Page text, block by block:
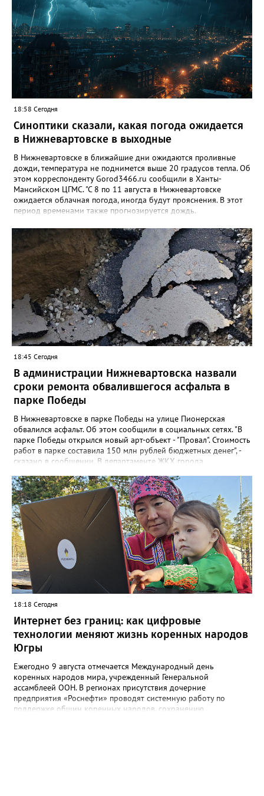
18:58 Сегодня
Синоптики сказали, какая погода ожидается
в Нижневартовске в выходные
В Нижневартовске в ближайшие дни ожидаются проливные
дожди, температура не поднимется выше 20 градусов тепла. Об
этом корреспонденту Gorod3466.ru сообщили в Ханты-
Мансийском ЦГМС. "С 8 по 11 августа в Нижневартовске
ожидается облачная погода, иногда будут прояснения. В этот
период временами также прогнозируется дождь.
в этот период составит ночью +9, +14 градусов, днем - +14,
+19", - рассказали синоптики. Ранее Gorod3466.ru сообщал,
что 8 и 9 августа на юге ХМАО ожидаются сильные дожди и
грозы.
18:45 Сегодня
В администрации Нижневартовска назвали
сроки ремонта обвалившегося асфальта в
парке Победы
В Нижневартовске в парке Победы на улице Пионерская
обвалился асфальт. Об этом сообщили в социальных сетях. "В
парке Победы открылся новый арт-объект - "Провал". Стоимость
работ в парке составила 150 млн рублей бюджетных денег", -
сказано в сообщении. В департаменте ЖКХ города
данной проблемой. "Причиной обрушения благоустройства
послужило разрушение железобетонного лотка в котором
проложены не действующие трубопроводы теплоснабжения.
Ж/б лоток проходит параллельно проспекту Победы", - заявили
в департаменте. Там также отметили, что восстановительные
работы выполнит МБУ "Управление по дорожному хозяйству и
благоустройству" до конца следующей недели.
18:18 Сегодня
Интернет без границ: как цифровые
технологии меняют жизнь коренных народов
Югры
Ежегодно 9 августа отмечается Международный день
коренных народов мира, учрежденный Генеральной
ассамблеей ООН. В регионах присутствия дочерние
предприятия «Роснефти» проводят системную работу по
поддержке общин коренных народов, сохранению